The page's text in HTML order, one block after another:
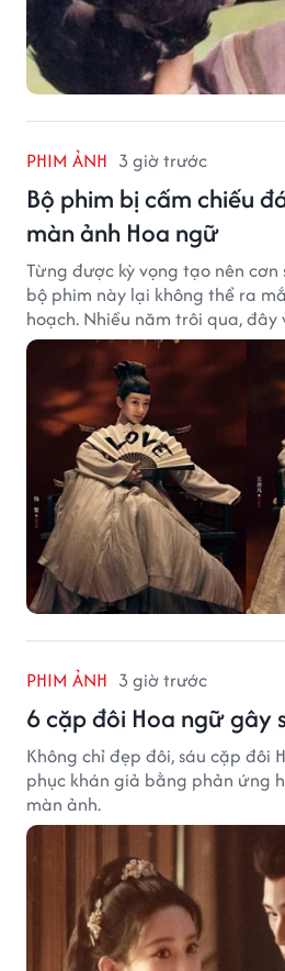
PHIM ẢNH 3 giờ trước
Bộ phim bị cấm chiếu
màn ảnh Hoa ngữ
Từng được kỳ vọng tạo nên cơn
bộ phim này lại không thể ra
hoạch. Nhiều năm trôi qua,
trường hợp đáng tiếc bậc nhất
PHIM ẢNH 3 giờ trước
6 cặp đôi Hoa ngữ gây
Không chỉ đẹp đôi, sáu cặp đôi
phục khán giả bằng phản ứng
màn ảnh.